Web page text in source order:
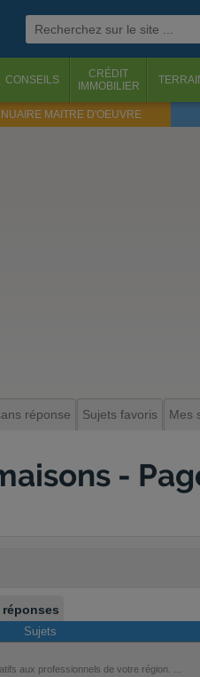
CONSEILS
CRÉDIT
IMMOBILIER
MAITRE D'OEUVRE
réponse Sujets favoris Mes
-
Sujets
aux professionnels de votre région. ...